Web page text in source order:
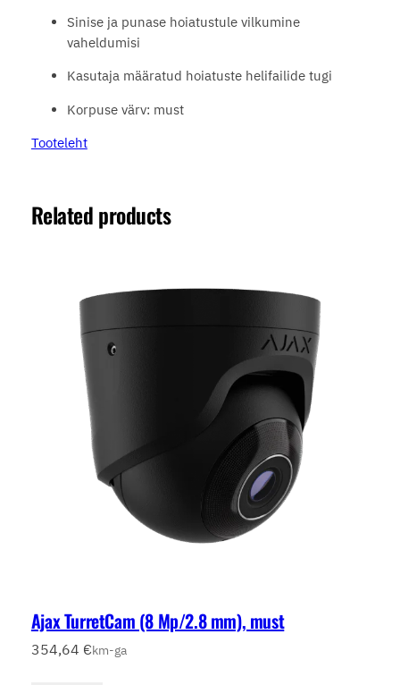
Sinise ja punase hoiatustule vilkumine
vaheldumisi
Kasutaja määratud hoiatuste helifailide tugi
Korpuse värv: must
Tooteleht
Related products
Ajax TurretCam (8 Mp/2.8 mm), must
354,64 €km-ga